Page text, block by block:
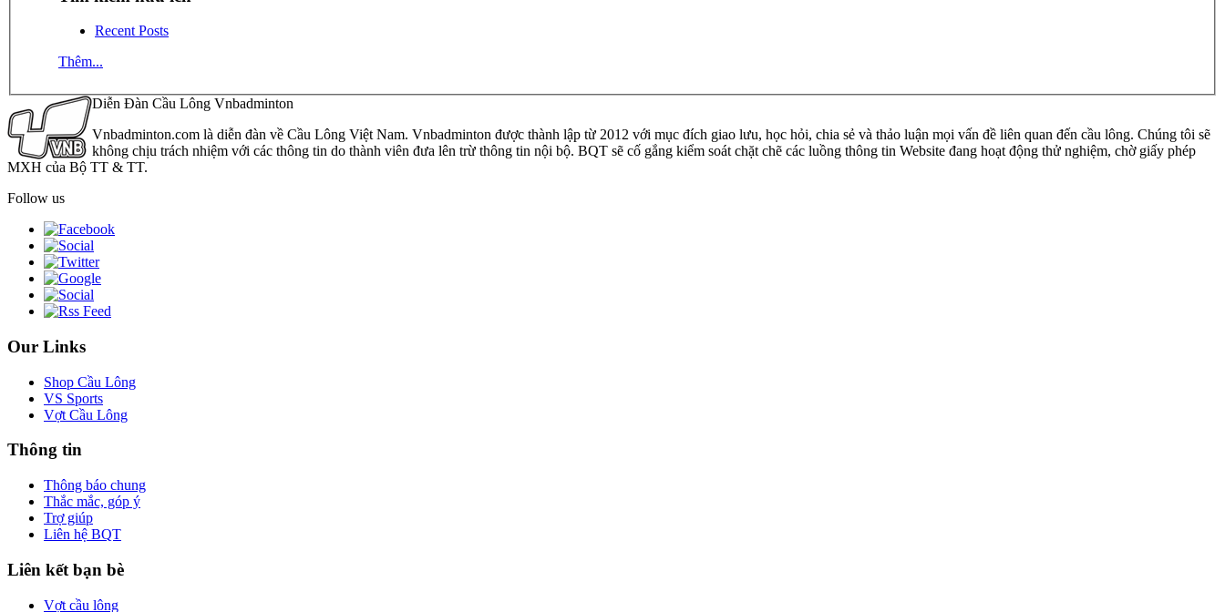
Recent Posts
Thêm...
Diễn Đàn Cầu Lông Vnbadminton
Vnbadminton.com là diễn đàn về Cầu Lông Việt Nam. Vnbadminton được thành lập từ 2012 với mục đích giao lưu, học hỏi, chia sẻ và thảo luận mọi vấn đề liên quan đến cầu lông. Chúng tôi sẽ
không chịu trách nhiệm với các thông tin do thành viên đưa lên trừ thông tin nội bộ. BQT sẽ cố gắng kiểm soát chặt chẽ các luồng thông tin Website đang hoạt động thử nghiệm, chờ giấy phép
MXH của Bộ TT & TT.
Follow us
Our Links
Shop Cầu Lông
VS Sports
Vợt Cầu Lông
Thông tin
Thông báo chung
Thắc mắc, góp ý
Trợ giúp
Liên hệ BQT
Liên kết bạn bè
Vợt cầu lông